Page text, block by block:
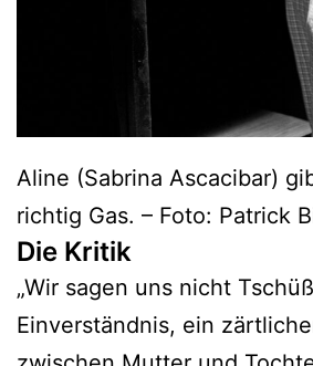
Aline (Sabrina Ascacibar)
richtig Gas. – Foto: Patrick
Die Kritik
„Wir sagen uns nicht
Einverständnis, ein